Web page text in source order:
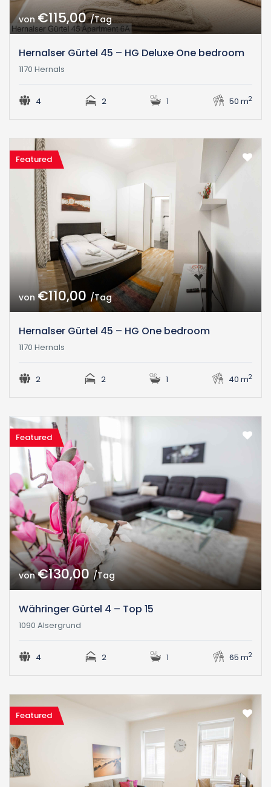
von €115,00/Tag
Hernalser Gürtel 45 – HG Deluxe One bedroom
1170 Hernals
4 2 1 50 m2
Featured
von €110,00/Tag
Hernalser Gürtel 45 – HG One bedroom
1170 Hernals
2 2 1 40 m2
Featured
von€130,00/Tag
Währinger Gürtel 4 – Top 15
1090 Alsergrund
4 2 1 65 m2
Featured